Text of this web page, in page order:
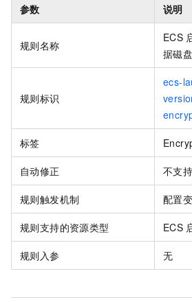
参数 说明
规则名称
ECS
据磁
规则标识
ecs-
标签
自动修正 不支持
规则触发机制 配置
规则支持的资源类型 ECS
规则入参 无